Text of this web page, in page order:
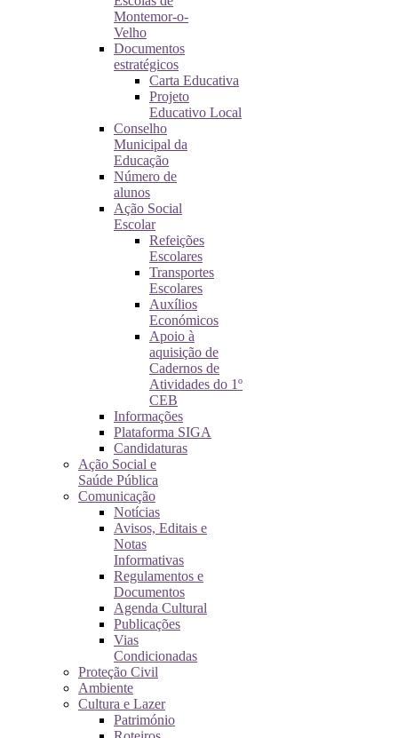
Montemor-o-
Velho
Documentos
estratégicos
Carta Educativa
Projeto
Educativo Local
Conselho
Municipal da
Educação
Número de
alunos
Ação Social
Escolar
Refeições
Escolares
Transportes
Escolares
Auxílios
Económicos
Apoio à
aquisição de
Cadernos de
Atividades do 1º
CEB
Informações
Plataforma SIGA
Candidaturas
Ação Social e
Saúde Pública
Comunicação
Notícias
Avisos, Editais e
Notas
Informativas
Regulamentos e
Documentos
Agenda Cultural
Publicações
Vias
Condicionadas
Proteção Civil
Ambiente
Cultura e Lazer
Património